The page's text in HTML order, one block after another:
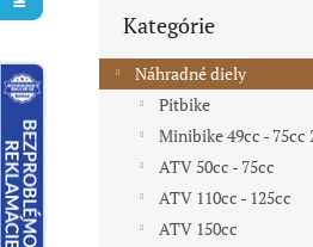
ý
p
kategórie
Kategórie
Náhradné diely
Pitbike
Minibike 49cc - 75cc
ATV 50cc - 75cc
ATV 110cc - 125cc
ATV 150cc